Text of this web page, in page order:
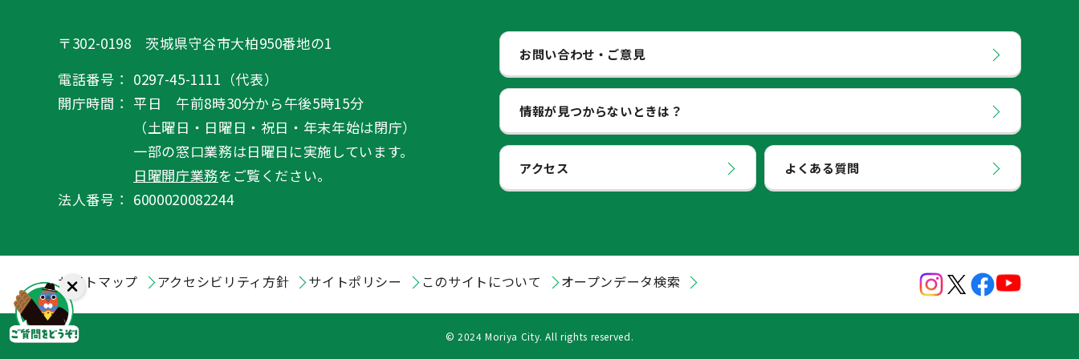
〒302-0198 茨城県守谷市大柏950番地の1
電話番号： 0297-45-1111（代表）
開庁時間： 平日 午前8時30分から午後5時15分
（土曜日・日曜日・祝日・年末年始は閉庁）
一部の窓口業務は日曜日に実施しています。
日曜開庁業務をご覧ください。
法人番号： 6000020082244
お問い合わせ・ご意見
情報が見つからないときは？
アクセス よくある質問
サイトマップ アクセシビリティ方針 サイトポリシー このサイトについて オープンデータ検索
© 2024 Moriya City. All rights reserved.